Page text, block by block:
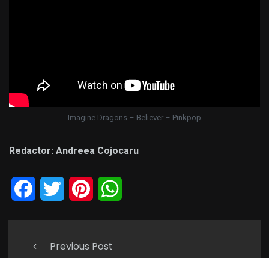
Imagine Dragons – Believer – Pinkpop
Redactor: Andreea Cojocaru
Facebook
Twitter Pinterest
Previous Post